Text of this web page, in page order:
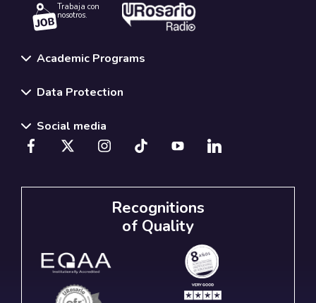
Trabaja con
nosotros.
Academic Programs
Data Protection
Social media
Recognitions
of Quality